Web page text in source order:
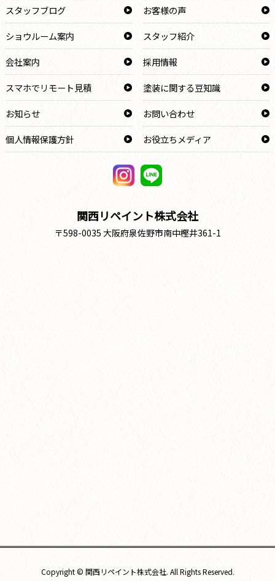
スタッフブログ
お客様の声
ショウルーム案内
スタッフ紹介
会社案内
採用情報
スマホでリモート見積
塗装に関する豆知識
お知らせ
お問い合わせ
個人情報保護方針
お役立ちメディア
関西リペイント株式会社
〒598-0035 大阪府泉佐野市南中樫井361-1
Copyright © 関西リペイント株式会社. All Rights Reserved.